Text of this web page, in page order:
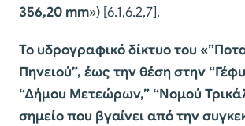
356,20 mm») [6.1,6.2,7].
Το υδρογραφικό δίκτυο του
Πηνειού”, έως την θέση στην
“Δήμου Μετεώρων,” “Νομού
σημείο που βγαίνει από την